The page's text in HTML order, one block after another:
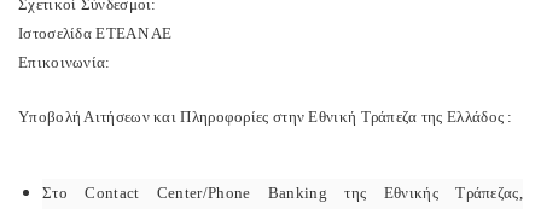
Σχετικοί Σύνδεσμοι:
Ιστοσελίδα ΕΤΕΑΝ ΑΕ
Επικοινωνία:
Υποβολή Αιτήσεων και Πληροφορίες στην Εθνική Τράπεζα της Ελλάδος :
Στο Contact Center/Phone Banking της Εθνικής Τράπεζας,